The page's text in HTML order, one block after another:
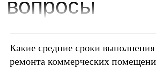
Какие средние сроки выполнения
ремонта коммерческих